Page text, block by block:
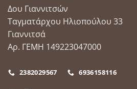
Δου Γιαννιτσών
Ταγματάρχου Ηλιοπούλου 33
Γιαννιτσά
Αρ. ΓΕΜΗ 149223047000
2382029567 6936158116